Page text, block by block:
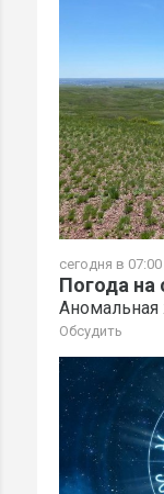
сегодня в 07:00
Погода на
Аномальная
Обсудить